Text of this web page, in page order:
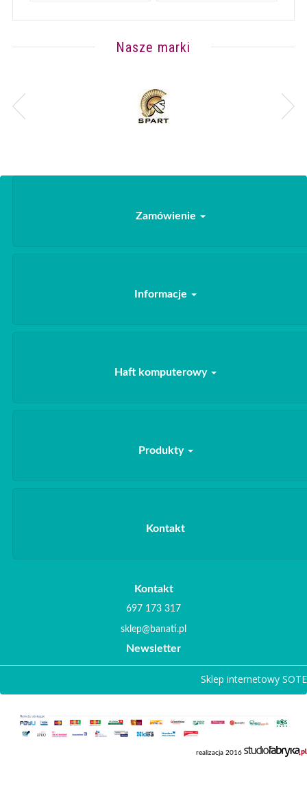
Nasze marki
Zamówienie
Informacje
Haft komputerowy
Produkty
Kontakt
Kontakt
697 173 317
sklep@banati.pl
Newsletter
Sklep internetowy SOTE
realizacja 2016